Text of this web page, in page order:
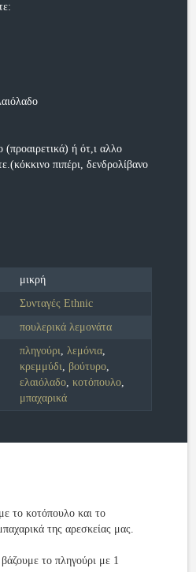
(προαιρετικά) ή ότ,ι αλλο
πιπέρι, δενδρολίβανο
μικρή
Συνταγές Ethnic
πουλερικά λεμονάτα
πληγούρι, λεμόνια,
κρεμμύδι, βούτυρο,
ελαιόλαδο, κοτόπουλο,
μπαχαρικά
το κοτόπουλο και το
της αρεσκείας μας.
το πληγούρι με 1